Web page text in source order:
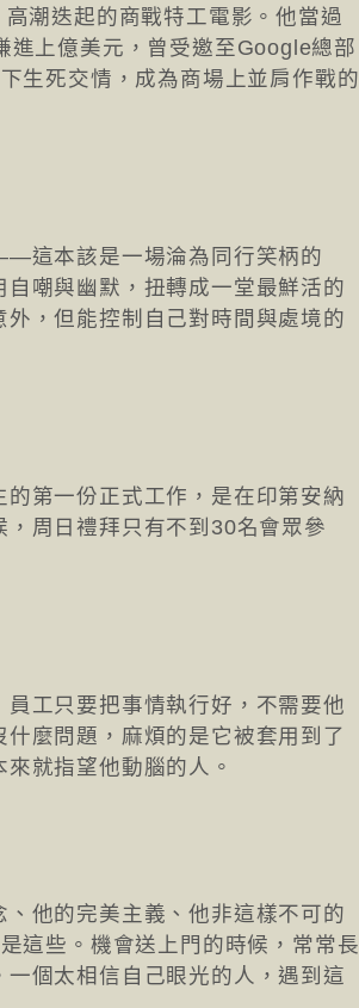
潮迭起的商戰特工電影。他當過
進上億美元，曾受邀至Google總部
生死交情，成為商場上並肩作戰的
這本該是一場淪為同行笑柄的
自嘲與幽默，扭轉成一堂最鮮活的
，但能控制自己對時間與處境的
第一份正式工作，是在印第安納
周日禮拜只有不到30名會眾參
工只要把事情執行好，不需要他
麼問題，麻煩的是它被套用到了
就指望他動腦的人。
他的完美主義、他非這樣不可的
這些。機會送上門的時候，常常長
個太相信自己眼光的人，遇到這